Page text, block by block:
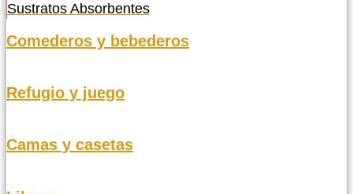
Sustratos Absorbentes
Comederos y bebederos
Refugio y juego
Camas y casetas